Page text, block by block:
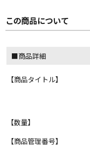
この商品について
■商品詳細
【商品タイトル】
【数量】
【商品管理番号】